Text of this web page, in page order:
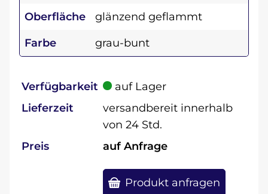
Oberfläche
glänzend geflammt
Farbe
grau-bunt
Verfügbarkeit
auf Lager
Lieferzeit
versandbereit innerhalb
von 24 Std.
Preis
auf Anfrage
Produkt anfragen